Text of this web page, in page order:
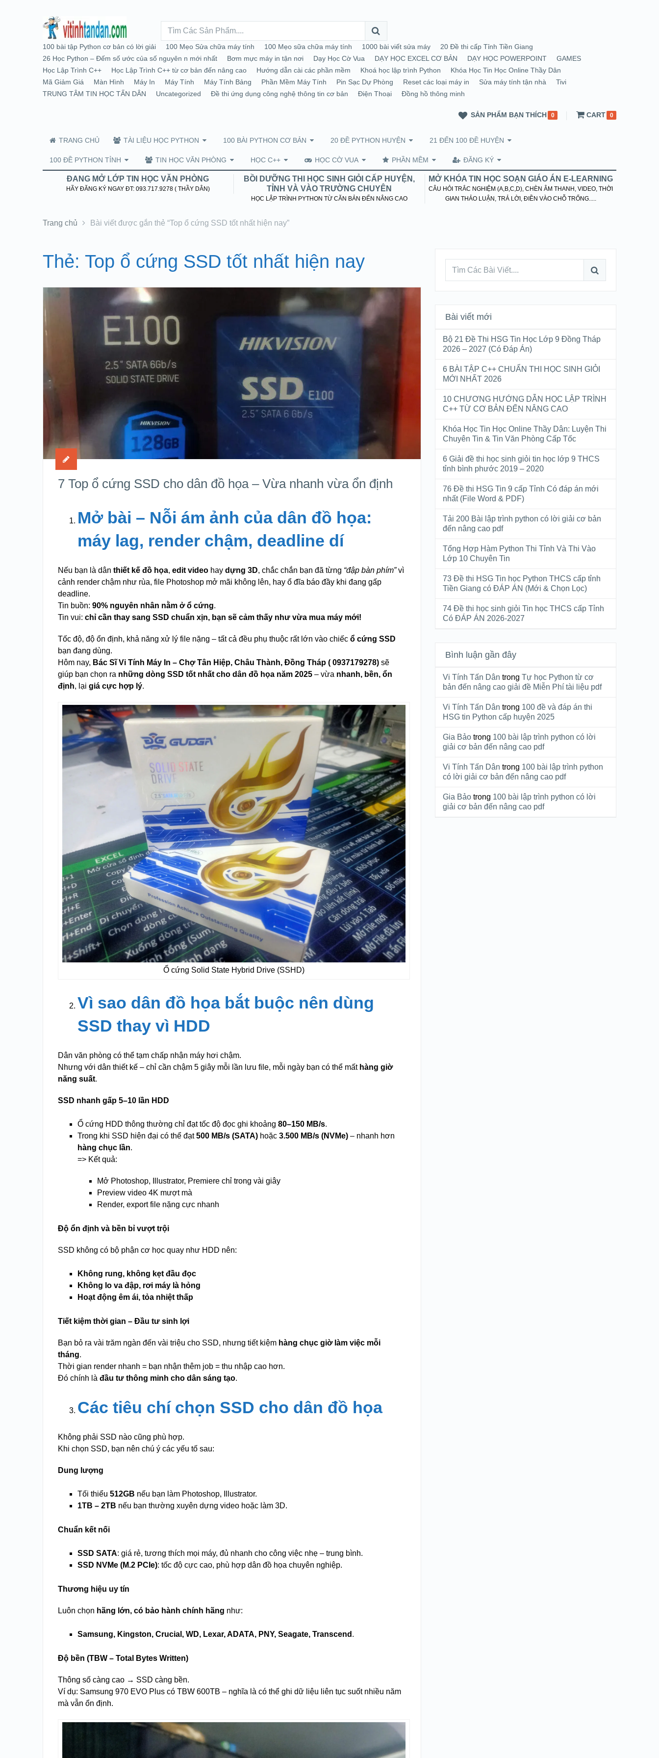
100 bài tập Python cơ bản có lời giải 100 Mẹo Sửa chữa máy tính 100 Mẹo sữa chữa máy tính 1000 bài viết sửa máy
20 Đề thi cấp Tỉnh Tiền Giang
26 Học Python – Đếm số ước của số nguyên n mới nhất
Bơm mực máy in tận nơi Dạy Học Cờ Vua DẠY HỌC EXCEL CƠ BẢN DẠY HỌC POWERPOINT
GAMES
Học Lập Trình C++
Học Lập Trình C++ từ cơ bản đến nâng cao Hướng dẫn cài các phần mềm Khoá học lập trình Python
Khóa Học Tin Học Online Thầy Dân
Mã Giảm Giá
Màn Hình Máy In Máy Tính Máy Tính Bảng Phần Mềm Máy Tính Pin Sạc Dự Phòng Reset các loại máy in Sửa máy tính tận nhà
Tivi
TRUNG TÂM TIN HỌC TẤN DÂN
Uncategorized Đề thi ứng dụng công nghệ thông tin cơ bản Điện Thoại Đồng hồ thông minh
SẢN PHẨM BẠN THÍCH 0 CART 0
TRANG CHỦ TÀI LIỆU HỌC PYTHON 100 BÀI PYTHON CƠ BẢN 20 ĐỀ PYTHON HUYỆN 21 ĐẾN 100 ĐỀ HUYỆN
100 ĐỀ PYTHON TỈNH TIN HỌC VĂN PHÒNG HỌC C++ HỌC CỜ VUA PHẦN MỀM ĐĂNG KÝ
ĐANG MỞ LỚP TIN HỌC VĂN PHÒNG
HÃY ĐĂNG KÝ NGAY ĐT: 093.717.9278 ( THẦY DÂN)
BỒI DƯỠNG THI HỌC SINH GIỎI CẤP HUYỆN,
TỈNH VÀ VÀO TRƯỜNG CHUYÊN
HỌC LẬP TRÌNH PYTHON TỪ CĂN BẢN ĐẾN NÂNG CAO
MỞ KHÓA TIN HỌC SOẠN GIÁO ÁN E-LEARNING
CÂU HỎI TRẮC NGHIỆM (A,B,C,D), CHÈN ÂM THANH, VIDEO, THỜI
GIAN THẢO LUẬN, TRẢ LỜI, ĐIỀN VÀO CHỖ TRỐNG.....
Trang chủ Bài viết được gắn thẻ “Top ổ cứng SSD tốt nhất hiện nay”
Thẻ: Top ổ cứng SSD tốt nhất hiện nay
7 Top ổ cứng SSD cho dân đồ họa – Vừa nhanh vừa ổn định
Mở bài – Nỗi ám ảnh của dân đồ họa:
máy lag, render chậm, deadline dí
Nếu bạn là dânthiết kế đồ họa,edit video haydựng 3D, chắc chắn bạn đã từng “đập bàn phím”vì
cảnh render chậm như rùa, file Photoshop mở mãi không lên, hay ổ đĩa báo đầy khi đang gấp
deadline.
Tin buồn:90% nguyên nhân nằm ở ổ cứng.
Tin vui:chỉ cần thay sang SSD chuẩn xịn, bạn sẽ cảm thấy như vừa mua máy mới!
Tốc độ, độ ổn định, khả năng xử lý file nặng – tất cả đều phụ thuộc rất lớn vào chiếcổ cứng SSD
bạn đang dùng.
Hôm nay, Bác Sĩ Vi Tính Máy In – Chợ Tân Hiệp, Châu Thành, Đồng Tháp ( 0937179278) sẽ
giúp bạn chọn ra những dòng SSD tốt nhất cho dân đồ họa năm 2025 – vừa nhanh, bền, ổn
định, lạigiá cực hợp lý.
Ổ cứng Solid State Hybrid Drive (SSHD)
Vì sao dân đồ họa bắt buộc nên dùng
SSD thay vì HDD
Dân văn phòng có thể tạm chấp nhận máy hơi chậm.
Nhưng với dân thiết kế – chỉ cần chậm 5 giây mỗi lần lưu file, mỗi ngày bạn có thể mất hàng giờ
năng suất.
SSD nhanh gấp 5–10 lần HDD
Ổ cứng HDD thông thường chỉ đạt tốc độ đọc ghi khoảng80–150 MB/s.
Trong khi SSD hiện đại có thể đạt500 MB/s (SATA) hoặc3.500 MB/s (NVMe) – nhanh hơn
hàng chục lần.
=> Kết quả:
Mở Photoshop, Illustrator, Premiere chỉ trong vài giây
Preview video 4K mượt mà
Render, export file nặng cực nhanh
Độ ổn định và bền bỉ vượt trội
SSD không có bộ phận cơ học quay như HDD nên:
Không rung, không kẹt đầu đọc
Không lo va đập, rơi máy là hỏng
Hoạt động êm ái, tỏa nhiệt thấp
Tiết kiệm thời gian – Đầu tư sinh lợi
Bạn bỏ ra vài trăm ngàn đến vài triệu cho SSD, nhưng tiết kiệm hàng chục giờ làm việc mỗi
tháng.
Thời gian render nhanh = bạn nhận thêm job = thu nhập cao hơn.
Đó chính làđầu tư thông minh cho dân sáng tạo.
Các tiêu chí chọn SSD cho dân đồ họa
Không phải SSD nào cũng phù hợp.
Khi chọn SSD, bạn nên chú ý các yếu tố sau:
Dung lượng
Tối thiểu512GB nếu bạn làm Photoshop, Illustrator.
1TB – 2TB nếu bạn thường xuyên dựng video hoặc làm 3D.
Chuẩn kết nối
SSD SATA: giá rẻ, tương thích mọi máy, đủ nhanh cho công việc nhẹ – trung bình.
SSD NVMe (M.2 PCIe): tốc độ cực cao, phù hợp dân đồ họa chuyên nghiệp.
Thương hiệu uy tín
Luôn chọn hãng lớn, có bảo hành chính hãng như:
Samsung, Kingston, Crucial, WD, Lexar, ADATA, PNY, Seagate, Transcend .
Độ bền (TBW – Total Bytes Written)
Thông số càng cao → SSD càng bền.
Ví dụ: Samsung 970 EVO Plus có TBW 600TB – nghĩa là có thể ghi dữ liệu liên tục suốt nhiều năm
mà vẫn ổn định.
Bài viết mới
Bộ 21 Đề Thi HSG Tin Học Lớp 9 Đồng Tháp
2026 – 2027 (Có Đáp Án)
6 BÀI TẬP C++ CHUẨN THI HỌC SINH GIỎI
MỚI NHẤT 2026
10 CHƯƠNG HƯỚNG DẪN HỌC LẬP TRÌNH
C++ TỪ CƠ BẢN ĐẾN NÂNG CAO
Khóa Học Tin Học Online Thầy Dân: Luyện Thi
Chuyên Tin & Tin Văn Phòng Cấp Tốc
6 Giải đề thi học sinh giỏi tin học lớp 9 THCS
tỉnh bình phước 2019 – 2020
76 Đề thi HSG Tin 9 cấp Tỉnh Có đáp án mới
nhất (File Word & PDF)
Tải 200 Bài lập trình python có lời giải cơ bản
đến nâng cao pdf
Tổng Hợp Hàm Python Thi Tỉnh Và Thi Vào
Lớp 10 Chuyên Tin
73 Đề thi HSG Tin học Python THCS cấp tỉnh
Tiền Giang có ĐÁP ÁN (Mới & Chọn Lọc)
74 Đề thi học sinh giỏi Tin học THCS cấp Tỉnh
Có ĐÁP ÁN 2026-2027
Bình luận gần đây
Vi Tính Tấn Dân trongTự học Python từ cơ
bản đến nâng cao giải đề Miễn Phí tài liệu pdf
Vi Tính Tấn Dân trong 100 đề và đáp án thi
HSG tin Python cấp huyện 2025
Gia Bảo trong 100 bài lập trình python có lời
giải cơ bản đến nâng cao pdf
Vi Tính Tấn Dân trong 100 bài lập trình python
có lời giải cơ bản đến nâng cao pdf
Gia Bảo trong 100 bài lập trình python có lời
giải cơ bản đến nâng cao pdf